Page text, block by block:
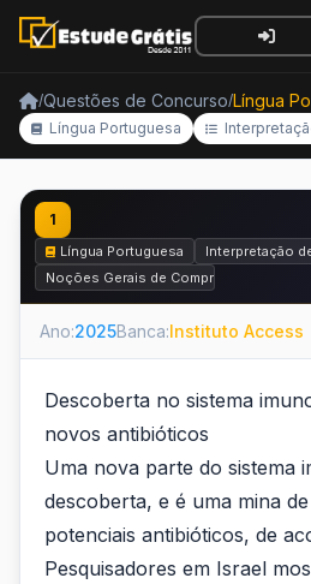
/Questões de Concurso/Língua
Língua Portuguesa
1
Língua Portuguesa
Interpretação
Noções Gerais de Compreensão e
Ano:2025Banca:Instituto Access
Descoberta no sistema
novos antibióticos
Uma nova parte do sistema
descoberta, e é uma mina
potenciais antibióticos, de
Pesquisadores em Israel